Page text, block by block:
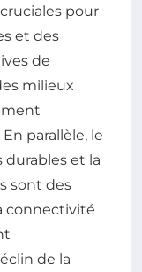
pour
et des
de
milieux
parallèle, le
durables et la
sont des
connectivité
de la